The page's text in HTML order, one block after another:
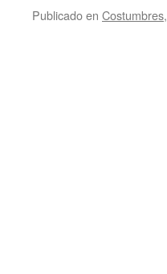
Publicado en Costumbres,